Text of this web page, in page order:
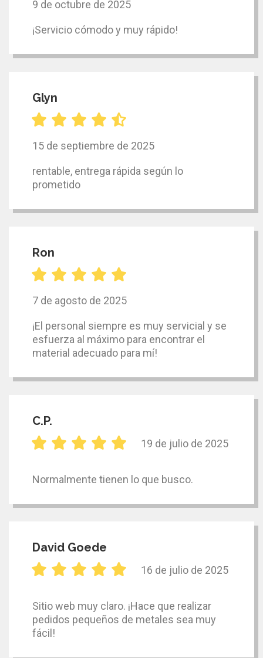
9 de octubre de 2025
¡Servicio cómodo y muy rápido!
Glyn
15 de septiembre de 2025
rentable, entrega rápida según lo
prometido
Ron
7 de agosto de 2025
¡El personal siempre es muy servicial y se
esfuerza al máximo para encontrar el
material adecuado para mí!
C.P.
19 de julio de 2025
Normalmente tienen lo que busco.
David Goede
16 de julio de 2025
Sitio web muy claro. ¡Hace que realizar
pedidos pequeños de metales sea muy
fácil!